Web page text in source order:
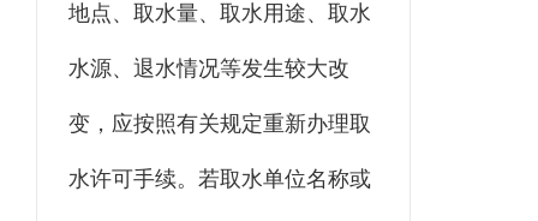
地点、取水量、取水用途、取水
水源、退水情况等发生较大改
变，应按照有关规定重新办理取
水许可手续。若取水单位名称或